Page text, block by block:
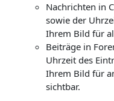
Nachrichten in
sowie der
Ihrem Bild für
Beiträge in
Uhrzeit des
Ihrem Bild für
sichtbar.